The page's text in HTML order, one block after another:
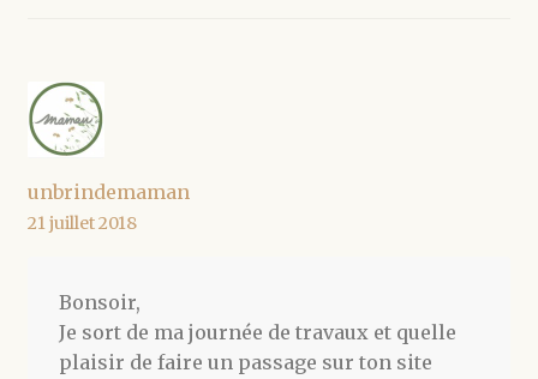
unbrindemaman
21 juillet 2018
Bonsoir,
Je sort de ma journée de travaux et quelle
plaisir de faire un passage sur ton site